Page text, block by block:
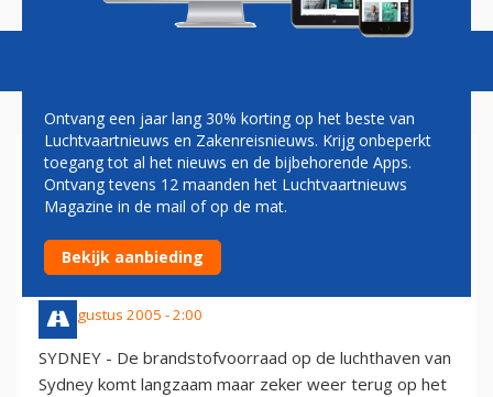
BRANDSTOFPROBLEMEN OP
LUCHTHAVEN SYDNEY
VOORBIJ
28 augustus 2005 - 2:00
SYDNEY - De brandstofvoorraad op de luchthaven van
Sydney komt langzaam maar zeker weer terug op het
Ontvang een jaar lang 30% korting op het beste van
Luchtvaartnieuws en Zakenreisnieuws. Krijg onbeperkt
toegang tot al het nieuws en de bijbehorende Apps.
Ontvang tevens 12 maanden het Luchtvaartnieuws
Magazine in de mail of op de mat.
Bekijk aanbieding